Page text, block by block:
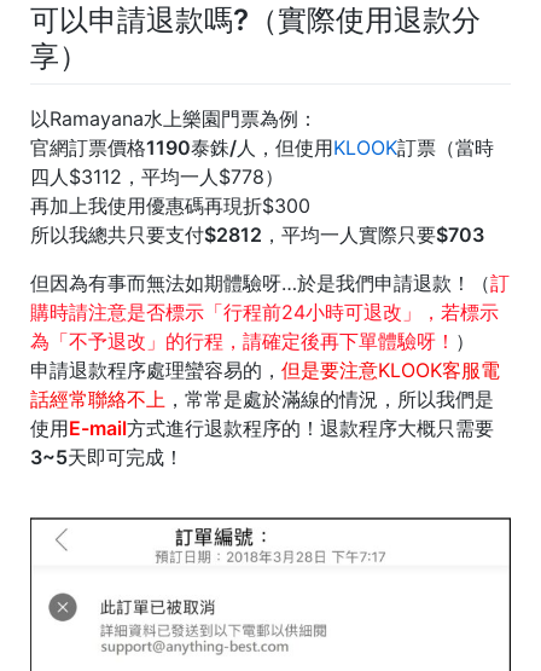
可以申請退款嗎? （實際使用退款分
享）
以Ramayana水上樂園門票為例：
官網訂票價格1190泰銖/人 ，但使用KLOOK訂票（當時
四人$3112，平均一人$778）
再加上我使用優惠碼再現折$300
所以我總共只要支付$2812，平均一人實際只要$703
但因為有事而無法如期體驗呀…於是我們申請退款！（訂
購時請注意是否標示「行程前24小時可退改」，若標示
為「不予退改」的行程，請確定後再下單體驗呀！ ）
申請退款程序處理蠻容易的， 但是要注意KLOOK客服電
話經常聯絡不上 ，常常是處於滿線的情況，所以我們是
使用E-mail方式進行退款程序的！退款程序大概只需要
3~5天即可完成！